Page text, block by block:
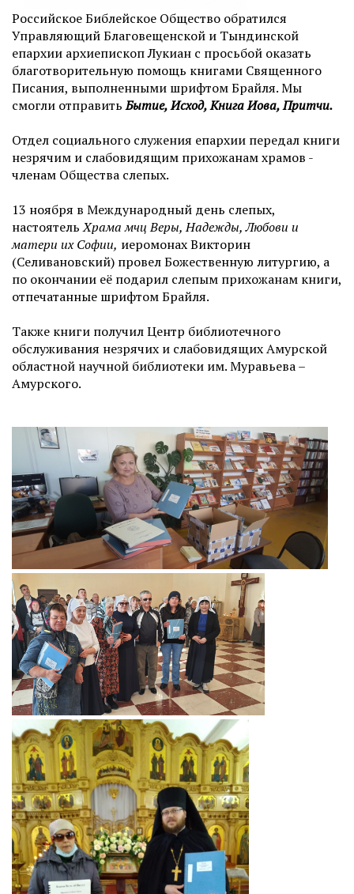
РоссийскоеБиблейское Общество обратился
Управляющий Благовещенской и Тындинской
епархии архиепископ Лукиан с просьбой оказать
благотворительную помощь книгами Священного
Писания, выполненными шрифтом Брайля. Мы
смогли отправитьБытие, Исход, Книга Иова, Притчи.
Отдел социального служения епархии передал книги
незрячим и слабовидящим прихожанам храмов -
членам Общества слепых.
13 ноября в Международный день слепых,
настоятельХрама мчц Веры, Надежды, Любови и
матери их Софии, иеромонах Викторин
(Селивановский) провел Божественную литургию, а
по окончании её подарил слепым прихожанам книги,
отпечатанные шрифтом Брайля.
Также книги получил Центр библиотечного
обслуживания незрячих и слабовидящих Амурской
областной научной библиотеки им. Муравьева –
Амурского.